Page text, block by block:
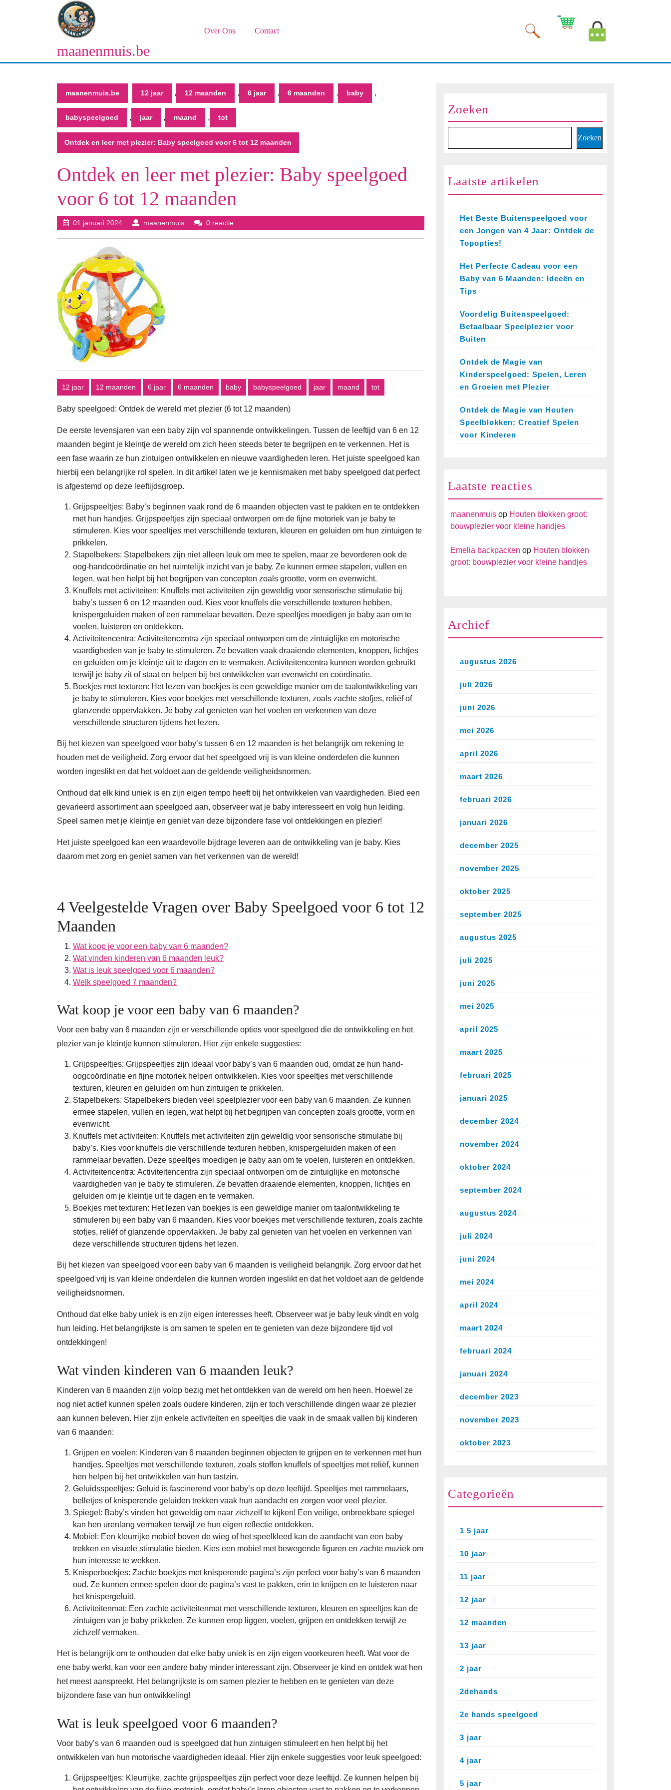
maanenmuis.be
Over Ons Contact
Winkelwagen
afbeelding
maanenmuis.be 12 jaar , 12 maanden , 6 jaar , 6 maanden , baby ,
babyspeelgoed , jaar , maand , tot
Ontdek en leer met plezier: Baby speelgoed voor 6 tot 12 maanden
Ontdek en leer met plezier: Baby speelgoed
voor 6 tot 12 maanden
01 januari 202401
januari
maanenmuismaanenmuis
0 reactie
12 jaar 12 maanden 6 jaar 6 maanden baby babyspeelgoed jaar maand tot
Baby speelgoed: Ontdek de wereld met plezier (6 tot 12 maanden)
De eerste levensjaren van een baby zijn vol spannende ontwikkelingen. Tussen de leeftijd van 6 en 12
maanden begint je kleintje de wereld om zich heen steeds beter te begrijpen en te verkennen. Het is
een fase waarin ze hun zintuigen ontwikkelen en nieuwe vaardigheden leren. Het juiste speelgoed kan
hierbij een belangrijke rol spelen. In dit artikel laten we je kennismaken met baby speelgoed dat perfect
is afgestemd op deze leeftijdsgroep.
Grijpspeeltjes: Baby’s beginnen vaak rond de 6 maanden objecten vast te pakken en te ontdekken
met hun handjes. Grijpspeeltjes zijn speciaal ontworpen om de fijne motoriek van je baby te
stimuleren. Kies voor speeltjes met verschillende texturen, kleuren en geluiden om hun zintuigen te
prikkelen.
Stapelbekers: Stapelbekers zijn niet alleen leuk om mee te spelen, maar ze bevorderen ook de
oog-handcoördinatie en het ruimtelijk inzicht van je baby. Ze kunnen ermee stapelen, vullen en
legen, wat hen helpt bij het begrijpen van concepten zoals grootte, vorm en evenwicht.
Knuffels met activiteiten: Knuffels met activiteiten zijn geweldig voor sensorische stimulatie bij
baby’s tussen 6 en 12 maanden oud. Kies voor knuffels die verschillende texturen hebben,
knispergeluiden maken of een rammelaar bevatten. Deze speeltjes moedigen je baby aan om te
voelen, luisteren en ontdekken.
Activiteitencentra: Activiteitencentra zijn speciaal ontworpen om de zintuiglijke en motorische
vaardigheden van je baby te stimuleren. Ze bevatten vaak draaiende elementen, knoppen, lichtjes
en geluiden om je kleintje uit te dagen en te vermaken. Activiteitencentra kunnen worden gebruikt
terwijl je baby zit of staat en helpen bij het ontwikkelen van evenwicht en coördinatie.
Boekjes met texturen: Het lezen van boekjes is een geweldige manier om de taalontwikkeling van
je baby te stimuleren. Kies voor boekjes met verschillende texturen, zoals zachte stofjes, reliëf of
glanzende oppervlakken. Je baby zal genieten van het voelen en verkennen van deze
verschillende structuren tijdens het lezen.
Bij het kiezen van speelgoed voor baby’s tussen 6 en 12 maanden is het belangrijk om rekening te
houden met de veiligheid. Zorg ervoor dat het speelgoed vrij is van kleine onderdelen die kunnen
worden ingeslikt en dat het voldoet aan de geldende veiligheidsnormen.
Onthoud dat elk kind uniek is en zijn eigen tempo heeft bij het ontwikkelen van vaardigheden. Bied een
gevarieerd assortiment aan speelgoed aan, observeer wat je baby interesseert en volg hun leiding.
Speel samen met je kleintje en geniet van deze bijzondere fase vol ontdekkingen en plezier!
Het juiste speelgoed kan een waardevolle bijdrage leveren aan de ontwikkeling van je baby. Kies
daarom met zorg en geniet samen van het verkennen van de wereld!
4 Veelgestelde Vragen over Baby Speelgoed voor 6 tot 12
Maanden
Wat koop je voor een baby van 6 maanden?
Wat vinden kinderen van 6 maanden leuk?
Wat is leuk speelgoed voor 6 maanden?
Welk speelgoed 7 maanden?
Wat koop je voor een baby van 6 maanden?
Voor een baby van 6 maanden zijn er verschillende opties voor speelgoed die de ontwikkeling en het
plezier van je kleintje kunnen stimuleren. Hier zijn enkele suggesties:
Grijpspeeltjes: Grijpspeeltjes zijn ideaal voor baby’s van 6 maanden oud, omdat ze hun hand-
oogcoördinatie en fijne motoriek helpen ontwikkelen. Kies voor speeltjes met verschillende
texturen, kleuren en geluiden om hun zintuigen te prikkelen.
Stapelbekers: Stapelbekers bieden veel speelplezier voor een baby van 6 maanden. Ze kunnen
ermee stapelen, vullen en legen, wat helpt bij het begrijpen van concepten zoals grootte, vorm en
evenwicht.
Knuffels met activiteiten: Knuffels met activiteiten zijn geweldig voor sensorische stimulatie bij
baby’s. Kies voor knuffels die verschillende texturen hebben, knispergeluiden maken of een
rammelaar bevatten. Deze speeltjes moedigen je baby aan om te voelen, luisteren en ontdekken.
Activiteitencentra: Activiteitencentra zijn speciaal ontworpen om de zintuiglijke en motorische
vaardigheden van je baby te stimuleren. Ze bevatten draaiende elementen, knoppen, lichtjes en
geluiden om je kleintje uit te dagen en te vermaken.
Boekjes met texturen: Het lezen van boekjes is een geweldige manier om taalontwikkeling te
stimuleren bij een baby van 6 maanden. Kies voor boekjes met verschillende texturen, zoals zachte
stofjes, reliëf of glanzende oppervlakken. Je baby zal genieten van het voelen en verkennen van
deze verschillende structuren tijdens het lezen.
Bij het kiezen van speelgoed voor een baby van 6 maanden is veiligheid belangrijk. Zorg ervoor dat het
speelgoed vrij is van kleine onderdelen die kunnen worden ingeslikt en dat het voldoet aan de geldende
veiligheidsnormen.
Onthoud dat elke baby uniek is en zijn eigen interesses heeft. Observeer wat je baby leuk vindt en volg
hun leiding. Het belangrijkste is om samen te spelen en te genieten van deze bijzondere tijd vol
ontdekkingen!
Wat vinden kinderen van 6 maanden leuk?
Kinderen van 6 maanden zijn volop bezig met het ontdekken van de wereld om hen heen. Hoewel ze
nog niet actief kunnen spelen zoals oudere kinderen, zijn er toch verschillende dingen waar ze plezier
aan kunnen beleven. Hier zijn enkele activiteiten en speeltjes die vaak in de smaak vallen bij kinderen
van 6 maanden:
Grijpen en voelen: Kinderen van 6 maanden beginnen objecten te grijpen en te verkennen met hun
handjes. Speeltjes met verschillende texturen, zoals stoffen knuffels of speeltjes met reliëf, kunnen
hen helpen bij het ontwikkelen van hun tastzin.
Geluidsspeeltjes: Geluid is fascinerend voor baby’s op deze leeftijd. Speeltjes met rammelaars,
belletjes of knisperende geluiden trekken vaak hun aandacht en zorgen voor veel plezier.
Spiegel: Baby’s vinden het geweldig om naar zichzelf te kijken! Een veilige, onbreekbare spiegel
kan hen urenlang vermaken terwijl ze hun eigen reflectie ontdekken.
Mobiel: Een kleurrijke mobiel boven de wieg of het speelkleed kan de aandacht van een baby
trekken en visuele stimulatie bieden. Kies een mobiel met bewegende figuren en zachte muziek om
hun interesse te wekken.
Knisperboekjes: Zachte boekjes met knisperende pagina’s zijn perfect voor baby’s van 6 maanden
oud. Ze kunnen ermee spelen door de pagina’s vast te pakken, erin te knijpen en te luisteren naar
het knispergeluid.
Activiteitenmat: Een zachte activiteitenmat met verschillende texturen, kleuren en speeltjes kan de
zintuigen van je baby prikkelen. Ze kunnen erop liggen, voelen, grijpen en ontdekken terwijl ze
zichzelf vermaken.
Het is belangrijk om te onthouden dat elke baby uniek is en zijn eigen voorkeuren heeft. Wat voor de
ene baby werkt, kan voor een andere baby minder interessant zijn. Observeer je kind en ontdek wat hen
het meest aanspreekt. Het belangrijkste is om samen plezier te hebben en te genieten van deze
bijzondere fase van hun ontwikkeling!
Wat is leuk speelgoed voor 6 maanden?
Voor baby’s van 6 maanden oud is speelgoed dat hun zintuigen stimuleert en hen helpt bij het
ontwikkelen van hun motorische vaardigheden ideaal. Hier zijn enkele suggesties voor leuk speelgoed:
Grijpspeeltjes: Kleurrijke, zachte grijpspeeltjes zijn perfect voor deze leeftijd. Ze kunnen helpen bij
Zoeken
Zoeken
Laatste artikelen
Het Beste Buitenspeelgoed voor
een Jongen van 4 Jaar: Ontdek de
Topopties!
Het Perfecte Cadeau voor een
Baby van 6 Maanden: Ideeën en
Tips
Voordelig Buitenspeelgoed:
Betaalbaar Speelplezier voor
Buiten
Ontdek de Magie van
Kinderspeelgoed: Spelen, Leren
en Groeien met Plezier
Ontdek de Magie van Houten
Speelblokken: Creatief Spelen
voor Kinderen
Laatste reacties
maanenmuis op Houten blokken groot:
bouwplezier voor kleine handjes
Emelia backpacken op Houten blokken
groot: bouwplezier voor kleine handjes
Archief
augustus 2026
juli 2026
juni 2026
mei 2026
april 2026
maart 2026
februari 2026
januari 2026
december 2025
november 2025
oktober 2025
september 2025
augustus 2025
juli 2025
juni 2025
mei 2025
april 2025
maart 2025
februari 2025
januari 2025
december 2024
november 2024
oktober 2024
september 2024
augustus 2024
juli 2024
juni 2024
mei 2024
april 2024
maart 2024
februari 2024
januari 2024
december 2023
november 2023
oktober 2023
Categorieën
1 5 jaar
10 jaar
11 jaar
12 jaar
12 maanden
13 jaar
2 jaar
2dehands
2e hands speelgoed
3 jaar
4 jaar
5 jaar